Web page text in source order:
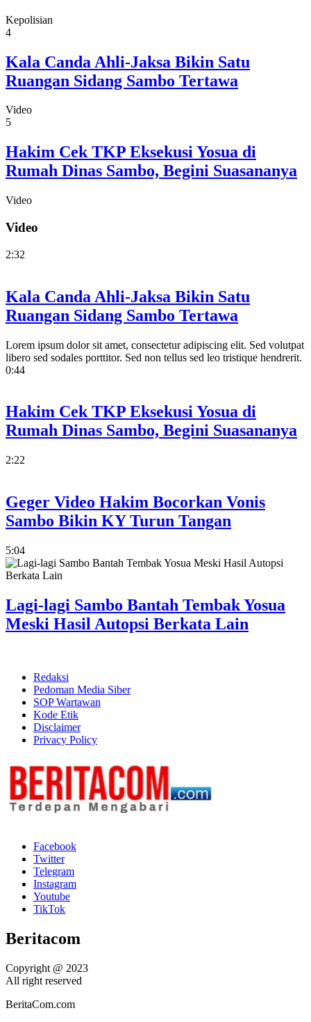
Kepolisian
4
Kala Canda Ahli-Jaksa Bikin Satu
Ruangan Sidang Sambo Tertawa
Video
5
Hakim Cek TKP Eksekusi Yosua di
Rumah Dinas Sambo, Begini Suasananya
Video
Video
2:32
Kala Canda Ahli-Jaksa Bikin Satu
Ruangan Sidang Sambo Tertawa
Lorem ipsum dolor sit amet, consectetur adipiscing elit. Sed volutpat
libero sed sodales porttitor. Sed non tellus sed leo tristique hendrerit.
0:44
Hakim Cek TKP Eksekusi Yosua di
Rumah Dinas Sambo, Begini Suasananya
2:22
Geger Video Hakim Bocorkan Vonis
Sambo Bikin KY Turun Tangan
5:04
Lagi-lagi Sambo Bantah Tembak Yosua
Meski Hasil Autopsi Berkata Lain
Redaksi
Pedoman Media Siber
SOP Wartawan
Kode Etik
Disclaimer
Privacy Policy
Facebook
Twitter
Telegram
Instagram
Youtube
TikTok
Beritacom
Copyright @ 2023
All right reserved
BeritaCom.com